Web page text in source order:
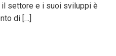
il settore e i suoi sviluppi è
di […]